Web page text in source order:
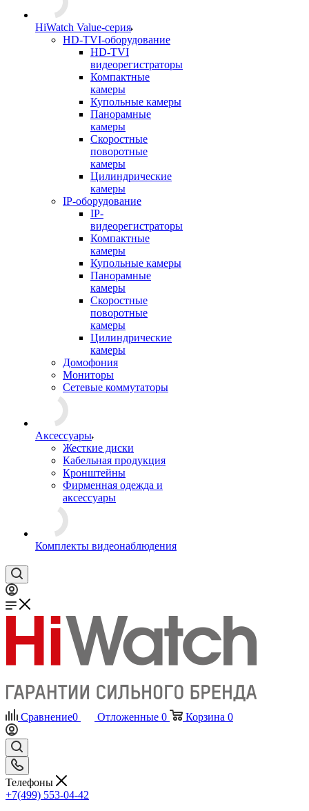
HiWatch Value-серия
HD-TVI-оборудование
HD-TVI
видеорегистраторы
Компактные
камеры
Купольные камеры
Панорамные
камеры
Скоростные
поворотные
камеры
Цилиндрические
камеры
IP-оборудование
IP-
видеорегистраторы
Компактные
камеры
Купольные камеры
Панорамные
камеры
Скоростные
поворотные
камеры
Цилиндрические
камеры
Домофония
Мониторы
Сетевые коммутаторы
Аксессуары
Жесткие диски
Кабельная продукция
Кронштейны
Фирменная одежда и
аксессуары
Комплекты видеонаблюдения
Сравнение0 Отложенные 0 Корзина 0
Телефоны
+7(499) 553-04-42